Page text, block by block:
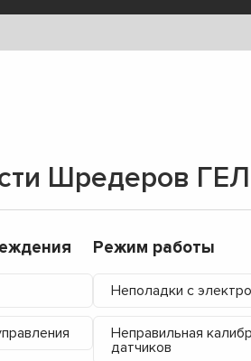
Шредеров
Режим работы
Неполадки с
Неправильная
датчиков